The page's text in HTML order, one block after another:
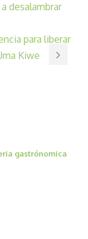
desalambrar
para liberar
Kiwe
gastrónomica